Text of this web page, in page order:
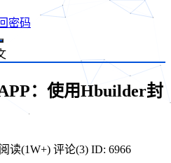
密码
：使用Hbuilder封
阅读(1W+) 评论(3) ID: 6966